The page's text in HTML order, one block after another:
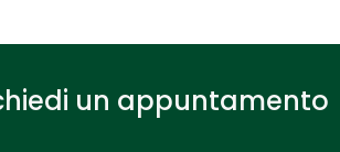
un appuntamento